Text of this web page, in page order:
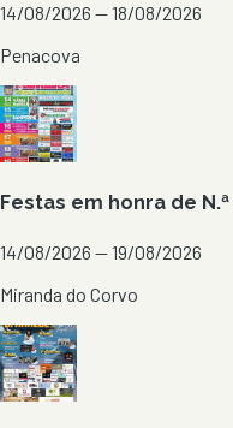
14/08/2026 — 18/08/2026
Penacova
Festas em honra de
14/08/2026 — 19/08/2026
Miranda do Corvo